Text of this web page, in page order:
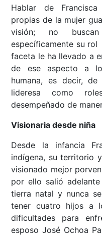
Hablar de
propias de la mujer
visión; no
específicamente su
faceta le ha llevado a
de ese aspecto a
humana, es decir,
lideresa como
desempeñado de
Visionaria desde niña
Desde la infancia
indígena, su territorio
visionado mejor
por ello salió
tierra natal y nunca
tener cuatro hijos a
dificultades para
esposo José Ochoa